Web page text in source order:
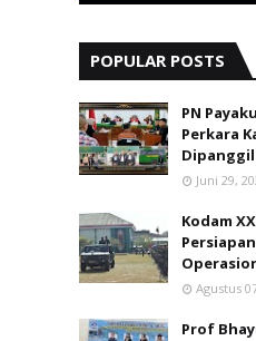
POPULAR POSTS
PN
Perkara
Dipanggil
Juni 29,
Kodam
Agustus
Prof